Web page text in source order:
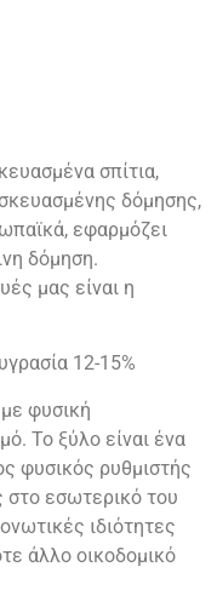
σπίτια,
δόμησης,
εφαρμόζει
δόμηση.
μας είναι η
12-15%
φυσική
Το ξύλο είναι ένα
φυσικός ρυθμιστής
στο εσωτερικό του
ιδιότητες
άλλο οικοδομικό